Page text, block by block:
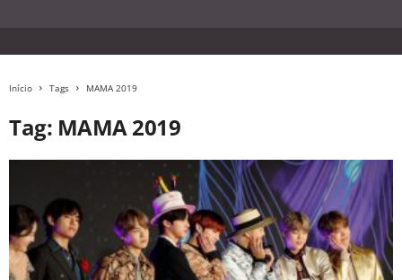
Início Tags MAMA 2019
Tag: MAMA 2019